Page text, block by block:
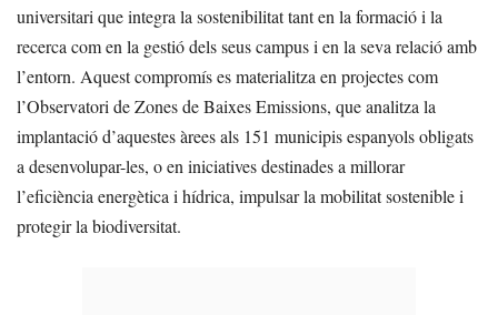
universitari que integra la sostenibilitat tant en la formació i la
recerca com en la gestió dels seus campus i en la seva relació amb
l’entorn. Aquest compromís es materialitza en projectes com
l’Observatori de Zones de Baixes Emissions, que analitza la
implantació d’aquestes àrees als 151 municipis espanyols obligats
a desenvolupar-les, o en iniciatives destinades a millorar
l’eficiència energètica i hídrica, impulsar la mobilitat sostenible i
protegir la biodiversitat.